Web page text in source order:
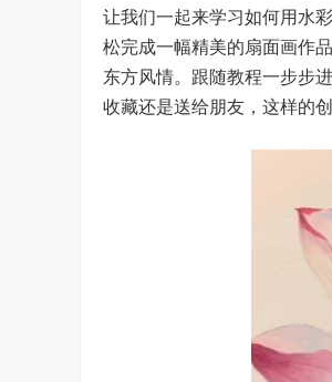
让我们一起来学习如何用水
松完成一幅精美的扇面画作
东方风情。跟随教程一步步
收藏还是送给朋友，这样的